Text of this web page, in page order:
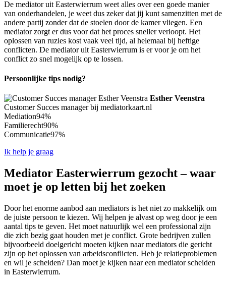
De mediator uit Easterwierrum weet alles over een goede manier
van onderhandelen, je weet dus zeker dat jij kunt samenzitten met de
andere partij zonder dat de stoelen door de kamer vliegen. Een
mediator zorgt er dus voor dat het proces sneller verloopt. Het
oplossen van ruzies kost vaak veel tijd, al helemaal bij heftige
conflicten. De mediator uit Easterwierrum is er voor je om het
conflict zo snel mogelijk op te lossen.
Persoonlijke tips nodig?
Esther Veenstra
Customer Succes manager bij mediatorkaart.nl
Mediation94%
Familierecht90%
Communicatie97%
Ik help je graag
Mediator Easterwierrum gezocht – waar
moet je op letten bij het zoeken
Door het enorme aanbod aan mediators is het niet zo makkelijk om
de juiste persoon te kiezen. Wij helpen je alvast op weg door je een
aantal tips te geven. Het moet natuurlijk wel een professional zijn
die zich bezig gaat houden met je conflict. Grote bedrijven zullen
bijvoorbeeld doelgericht moeten kijken naar mediators die gericht
zijn op het oplossen van arbeidsconflicten. Heb je relatieproblemen
en wil je scheiden? Dan moet je kijken naar een mediator scheiden
in Easterwierrum.